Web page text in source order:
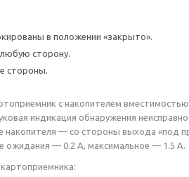
в положении «закрыто».
сторону.
стороны.
с накопителем
индикация обнаружения
накопителя — со стороны выхода «под
ожидания — 0.2 А, максимальное — 1.5 А.